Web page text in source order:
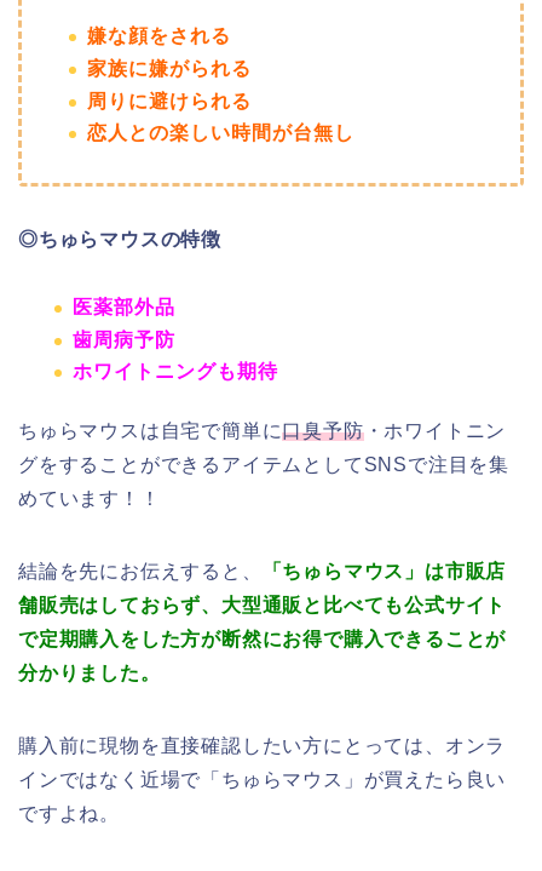
嫌な顔をされる
家族に嫌がられる
周りに避けられる
恋人との楽しい時間が台無し
◎ちゅらマウスの特徴
医薬部外品
歯周病予防
ホワイトニングも期待
ちゅらマウスは自宅で簡単に口臭予防・ ホワイトニン
グをすることができるアイテムとしてSNSで注目を集
めています！！
結論を先にお伝えすると、 「ちゅらマウス」 は市販店
舗販売はしておらず、大型通販と比べても公式サイト
で定期購入をした方が断然にお得で購入できることが
分かりました。
購入前に現物を直接確認したい方にとっては、オンラ
インではなく近場で「ちゅらマウス」が買えたら良い
ですよね。